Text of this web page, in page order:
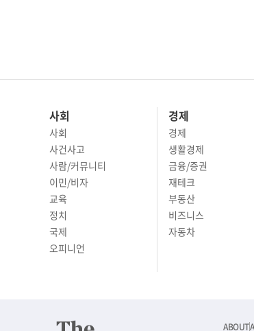
사회
사회
사건사고
사람/커뮤니티
이민/비자
교육
정치
국제
오피니언
경제
경제
생활경제
금융/증권
재테크
부동산
비즈니스
자동차
ABOUT